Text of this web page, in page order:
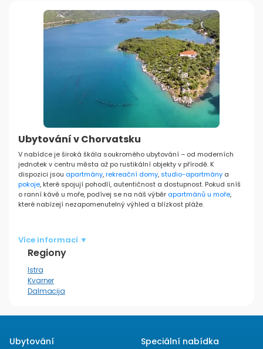
Ubytování v Chorvatsku
V nabídce je široká škála soukromého ubytování – od moderních
jednotek v centru města až po rustikální objekty v přírodě. K
dispozici jsou apartmány,rekreační domy, studio-apartmány a
pokoje, které spojují pohodlí, autentičnost a dostupnost. Pokud sníš
o ranní kávě u moře, podívej se na náš výběr apartmánů u moře,
které nabízejí nezapomenutelný výhled a blízkost pláže.
kulturních památek. Bez ohledu na sezónu ubytování, které
nabízíme, poskytuje pocit domova, pohostinné hostitele a flexibilní
rezervace
bazén nebo gril.
nabídku:
Ubytování Pula
Více informací ▼
Regiony
Istra
Kvarner
Dalmacija
Ubytování Speciální nabídka